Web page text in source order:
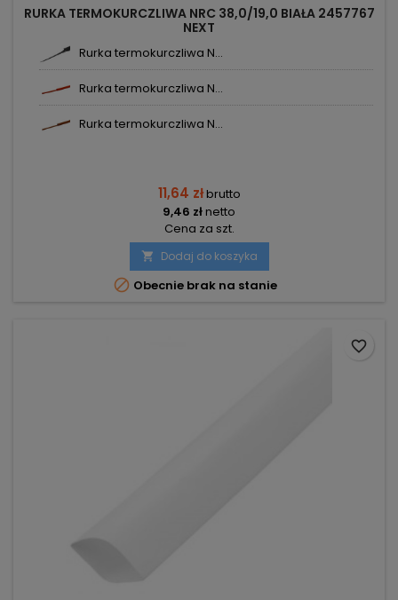
RURKA TERMOKURCZLIWA NRC 38,0/19,0 BIAŁA 2457767
NEXT
Rurka termokurczliwa N...
Rurka termokurczliwa N...
Rurka termokurczliwa N...
11,64 złbrutto
9,46 złnetto
Cena za szt.
 Dodaj do koszyka
 Obecnie brak na stanie
favorite_border